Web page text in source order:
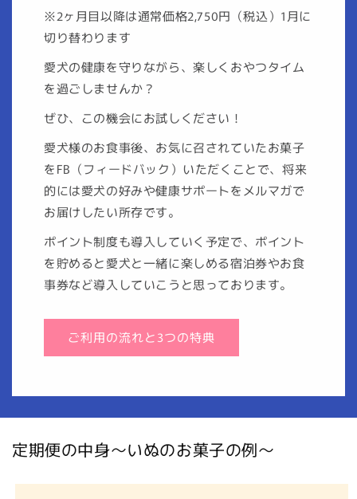
※2ヶ月目以降は通常価格2,750円（税込）1月に
切り替わります
愛犬の健康を守りながら、楽しくおやつタイム
を過ごしませんか？
ぜひ、この機会にお試しください！
愛犬様のお食事後、お気に召されていたお菓子
をFB（フィードバック）いただくことで、将来
的には愛犬の好みや健康サポートをメルマガで
お届けしたい所存です。
ポイント制度も導入していく予定で、ポイント
を貯めると愛犬と一緒に楽しめる宿泊券やお食
事券など導入していこうと思っております。
ご利用の流れと3つの特典
定期便の中身〜いぬのお菓子の例〜